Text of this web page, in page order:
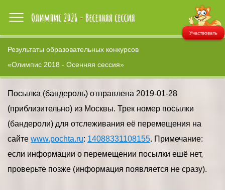
Участвовать
Результаты образовательных конкурсов
«Олимпис 2018 - Осенняя сессия»
Посылка (бандероль) отправлена 2019-01-28
(приблизительно) из Москвы. Трек номер посылки
(бандероли) для отслеживания её перемещения на
сайте www.pochta.ru: 14088331108155. Примечание:
если информации о перемещении посылки ешё нет,
проверьте позже (информация появляется не сразу).